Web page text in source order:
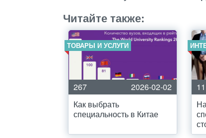
Читайте также:
ТОВАРЫ И УСЛУГИ
267
2026-02-02
Как выбрать
специальность в Китае